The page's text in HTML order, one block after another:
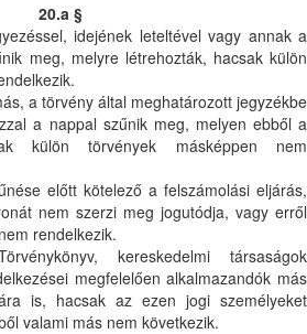
20.a §
idejének leteltével vagy annak a
meg, melyre létrehozták, hacsak külön
a törvény által meghatározott jegyzékbe
a nappal szűnik meg, melyen ebből a
külön törvények másképpen nem
előtt kötelező a felszámolási eljárás,
nem szerzi meg jogutódja, vagy erről
rendelkezik.
kereskedelmi társaságok
megfelelően alkalmazandók más
is, hacsak az ezen jogi személyeket
valami más nem következik.